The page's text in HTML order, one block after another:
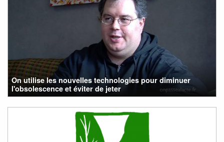
On utilise les nouvelles technologies pour diminuer
l'obsolescence et éviter de jeter